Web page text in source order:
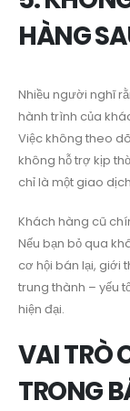
HÀNG
Nhiều người nghĩ
hành trình của
Việc không theo
không hỗ trợ kịp
chỉ là một giao
Khách hàng cũ
Nếu bạn bỏ qua
cơ hội bán lại, giới
trung thành – yếu
hiện đại.
VAI TRÒ
TRONG